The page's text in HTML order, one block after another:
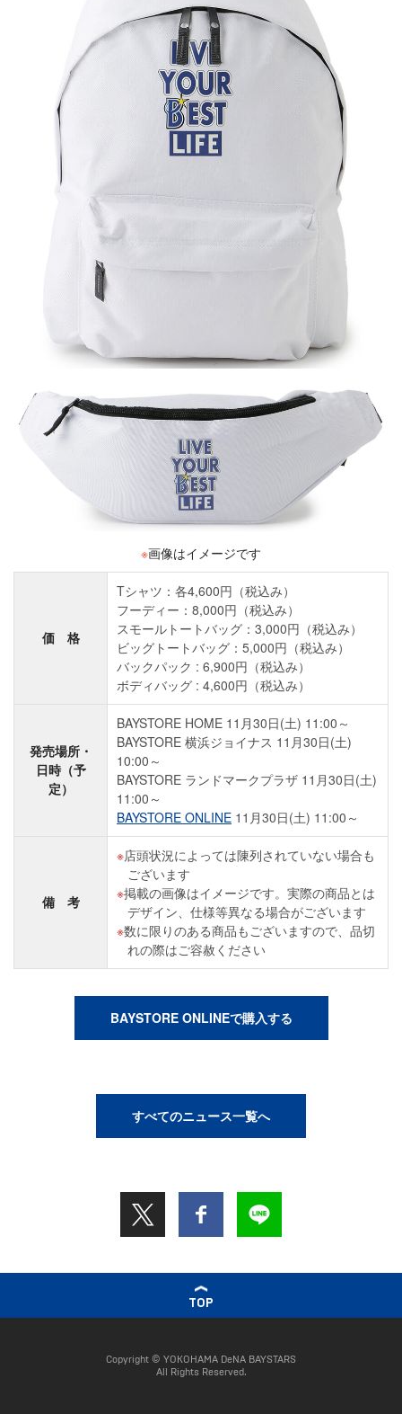
※画像はイメージです
価 格
Tシャツ：各4,600円（税込み）
フーディー：8,000円（税込み）
スモールトートバッグ：3,000円（税込み）
ビッグトートバッグ：5,000円（税込み）
バックパック : 6,900円（税込み）
ボディバッグ : 4,600円（税込み）
発売場所・
日時（予
定）
BAYSTORE HOME 11月30日(土) 11:00～
BAYSTORE 横浜ジョイナス 11月30日(土)
10:00～
BAYSTORE ランドマークプラザ 11月30日(土)
11:00～
BAYSTORE ONLINE 11月30日(土) 11:00～
備 考
店頭状況によっては陳列されていない場合も
ございます
掲載の画像はイメージです。実際の商品とは
デザイン、仕様等異なる場合がございます
数に限りのある商品もございますので、品切
れの際はご容赦ください
BAYSTORE ONLINEで購入する
すべてのニュース一覧へ
TOP
Copyright © YOKOHAMA DeNA BAYSTARS
All Rights Reserved.